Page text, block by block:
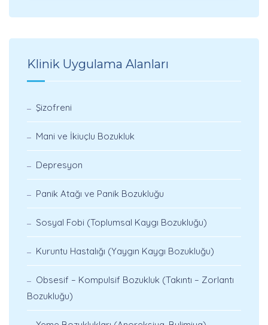
Klinik Uygulama Alanları
Şizofreni
Mani ve İkiuçlu Bozukluk
Depresyon
Panik Atağı ve Panik Bozukluğu
Sosyal Fobi (Toplumsal Kaygı Bozukluğu)
Kuruntu Hastalığı (Yaygın Kaygı Bozukluğu)
Obsesif – Kompulsif Bozukluk (Takıntı – Zorlantı
Bozukluğu)